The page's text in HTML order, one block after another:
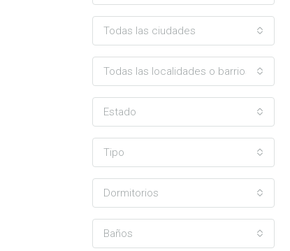
Todas las ciudades
Todas las localidades o barrios
Estado
Tipo
Dormitorios
Baños